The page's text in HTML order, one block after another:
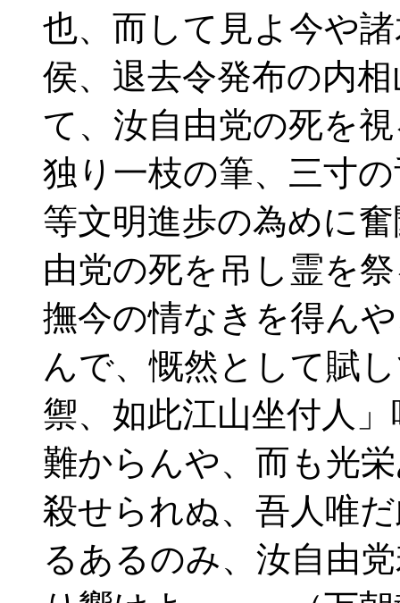
也、而して見よ今や
侯、退去令発布の内
て、汝自由党の死を
独り一枝の筆、三寸
等文明進歩の為めに
由党の死を吊し霊を
撫今の情なきを得ん
んで、慨然として賦
禦、如此江山坐付人
難からんや、而も光
殺せられぬ、吾人唯
るあるのみ、汝自由